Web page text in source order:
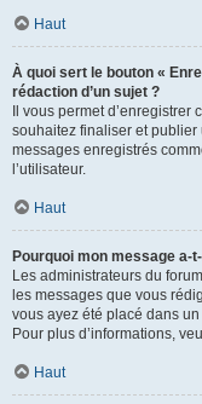
Haut
À quoi sert le bouton «
rédaction d’un sujet ?
Il vous permet
souhaitez finaliser et
messages enregistrés
l’utilisateur.
Haut
Pourquoi mon message a-
Les administrateurs du
les messages que vous
vous ayez été placé dans
Pour plus d’informations,
Haut